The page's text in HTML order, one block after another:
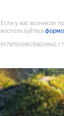
Если у вас возникли
воспользуйтесь
9179704096784659942: